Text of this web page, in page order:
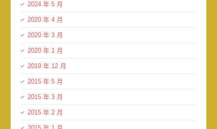
2024 年 5 月
2020 年 4 月
2020 年 3 月
2020 年 1 月
2019 年 12 月
2015 年 5 月
2015 年 3 月
2015 年 2 月